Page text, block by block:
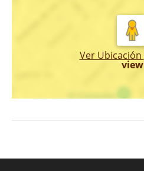
Ver Ubicación
view